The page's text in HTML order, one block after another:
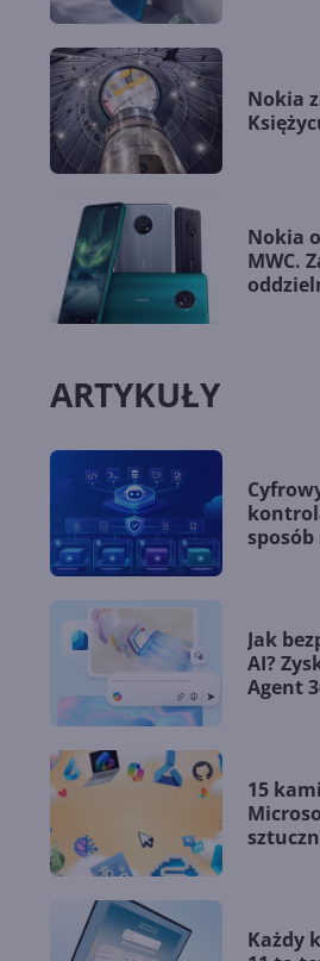
Nokia
Nokia
MWC.
ARTYKUŁY
Jak
AI?
Agent
15
Każdy